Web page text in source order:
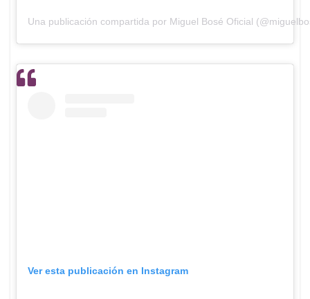
Una publicación compartida por Miguel Bosé Oficial
Ver esta publicación en Instagram